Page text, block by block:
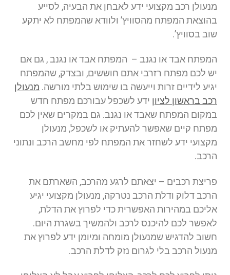
מנעולן רכב מקצועי ידע לאבחן את הבעיה, לסייע
בהוצאת המפתח מהסוויץ’ ולוודא שהמפתח לא יתקע
שוב בסוויץ’.
המפתח אבד או נגנב – המפתח אבד או נגנב , גם אם
יש לכם מפתח רזרבי אתם חוששים, ובצדק, שהמפתח
יגיע לידיים זרות וייעשה בו שימוש בלתי מורשה. מנעולן
רכב בראשון לציון ידע לשכפל עבורכם מפתח חדש
במקום המפתח שאבד או נגנב. גם במקרים שאין לכם
מפתח קיים שאפשר להעתיק או לשכפל, מנעולן
מקצועי ידע לשחזר את המפתח לפי מחשב הרכב ונתוני
הרכב.
פריצת רכבים – יצאתם לרגע מהרכב, השארתם את
הרכב דלוק ודלת הרכב נטרקה, מנעולן מקצועי יגיע
אליכם במהירות האפשרית כדי לפרוץ את הדלת,
לאפשר לכם להיכנס לרכב ולהמשיך בשגרת היום.
חשוב להדגיש שמנעולן מומחה ומיומן ידע לפרוץ את
מנעול הרכב בלי לגרום נזק לדלת הרכב.